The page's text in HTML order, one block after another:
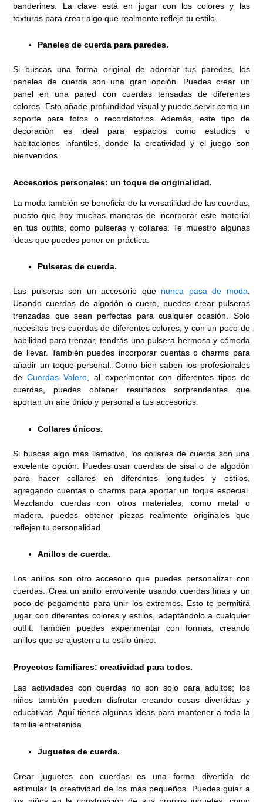
banderines. La clave está en jugar con los colores y las
texturas para crear algo que realmente refleje tu estilo.
Paneles de cuerda para paredes.
Si buscas una forma original de adornar tus paredes, los
paneles de cuerda son una gran opción. Puedes crear un
panel en una pared con cuerdas tensadas de diferentes
colores. Esto añade profundidad visual y puede servir como un
soporte para fotos o recordatorios. Además, este tipo de
decoración es ideal para espacios como estudios o
habitaciones infantiles, donde la creatividad y el juego son
bienvenidos.
Accesorios personales: un toque de originalidad.
La moda también se beneficia de la versatilidad de las cuerdas,
puesto que hay muchas maneras de incorporar este material
en tus outfits, como pulseras y collares. Te muestro algunas
ideas que puedes poner en práctica.
Pulseras de cuerda.
Las pulseras son un accesorio que nunca pasa de moda.
Usando cuerdas de algodón o cuero, puedes crear pulseras
trenzadas que sean perfectas para cualquier ocasión. Solo
necesitas tres cuerdas de diferentes colores, y con un poco de
habilidad para trenzar, tendrás una pulsera hermosa y cómoda
de llevar. También puedes incorporar cuentas o charms para
añadir un toque personal. Como bien saben los profesionales
deCuerdas Valero, al experimentar con diferentes tipos de
cuerdas, puedes obtener resultados sorprendentes que
aportan un aire único y personal a tus accesorios.
Collares únicos.
Si buscas algo más llamativo, los collares de cuerda son una
excelente opción. Puedes usar cuerdas de sisal o de algodón
para hacer collares en diferentes longitudes y estilos,
agregando cuentas o charms para aportar un toque especial.
Mezclando cuerdas con otros materiales, como metal o
madera, puedes obtener piezas realmente originales que
reflejen tu personalidad.
Anillos de cuerda.
Los anillos son otro accesorio que puedes personalizar con
cuerdas. Crea un anillo envolvente usando cuerdas finas y un
poco de pegamento para unir los extremos. Esto te permitirá
jugar con diferentes colores y estilos, adaptándolo a cualquier
outfit. También puedes experimentar con formas, creando
anillos que se ajusten a tu estilo único.
Proyectos familiares: creatividad para todos.
Las actividades con cuerdas no son solo para adultos; los
niños también pueden disfrutar creando cosas divertidas y
educativas. Aquí tienes algunas ideas para mantener a toda la
familia entretenida.
Juguetes de cuerda.
Crear juguetes con cuerdas es una forma divertida de
estimular la creatividad de los más pequeños. Puedes guiar a